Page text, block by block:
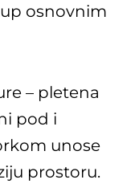
osnovnim
– pletena
pod i
unose
prostoru.